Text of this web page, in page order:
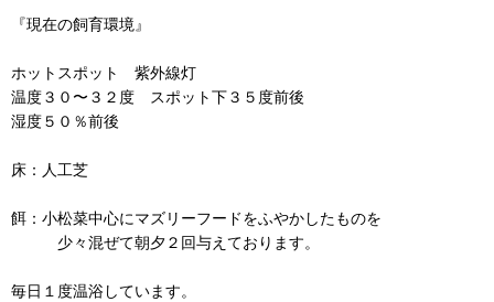
『現在の飼育環境』
ホットスポット 紫外線灯
温度３０〜３２度 スポット下３５度前後
湿度５０％前後
床：人工芝
餌：小松菜中心にマズリーフードをふやかしたものを
少々混ぜて朝夕２回与えております。
毎日１度温浴しています。